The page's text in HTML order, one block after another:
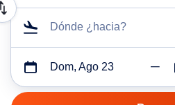
Dónde ¿hacia?
Dom, Ago 23